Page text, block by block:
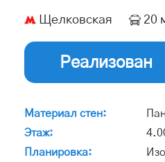
Щелковская 20
Реализован
Материал стен:
Этаж:
Планировка: